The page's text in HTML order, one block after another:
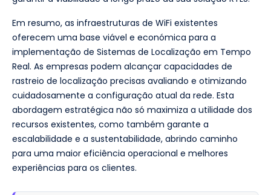
Em resumo, as infraestruturas de WiFi existentes
oferecem uma base viável e económica para a
implementação de Sistemas de Localização em Tempo
Real. As empresas podem alcançar capacidades de
rastreio de localização precisas avaliando e otimizando
cuidadosamente a configuração atual da rede. Esta
abordagem estratégica não só maximiza a utilidade dos
recursos existentes, como também garante a
escalabilidade e a sustentabilidade, abrindo caminho
para uma maior eficiência operacional e melhores
experiências para os clientes.